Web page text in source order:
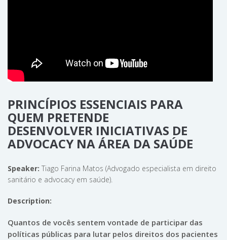
PRINCÍPIOS ESSENCIAIS PARA
QUEM PRETENDE
DESENVOLVER INICIATIVAS DE
ADVOCACY NA ÁREA DA SAÚDE
Speaker: Tiago Farina Matos (Advogado especialista em direito
sanitário e advocacy em saúde).
Description:
Quantos de vocês sentem vontade de participar das
políticas públicas para lutar pelos direitos dos pacientes